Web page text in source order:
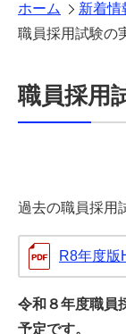
ホーム 新着情
職員採用試験の
職員採用
過去の職員採用
R8年度版
令和８年度職員
予定です。